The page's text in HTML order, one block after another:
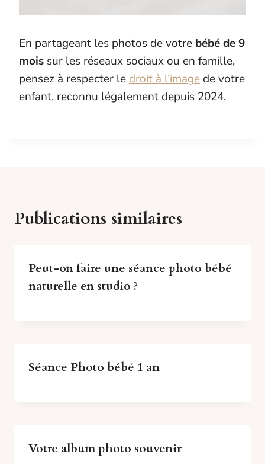
En partageant les photos de votre bébé de 9
mois sur les réseaux sociaux ou en famille,
pensez à respecter ledroit à l’image de votre
enfant, reconnu légalement depuis 2024.
Publications similaires
Peut-on faire une séance photo bébé
naturelle en studio ?
Séance Photo bébé 1 an
Votre album photo souvenir